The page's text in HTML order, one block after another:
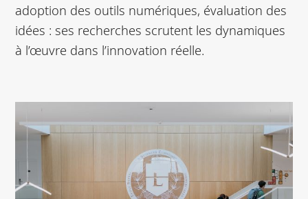
adoption des outils numériques, évaluation des
idées : ses recherches scrutent les dynamiques
à l’œuvre dans l’innovation réelle.